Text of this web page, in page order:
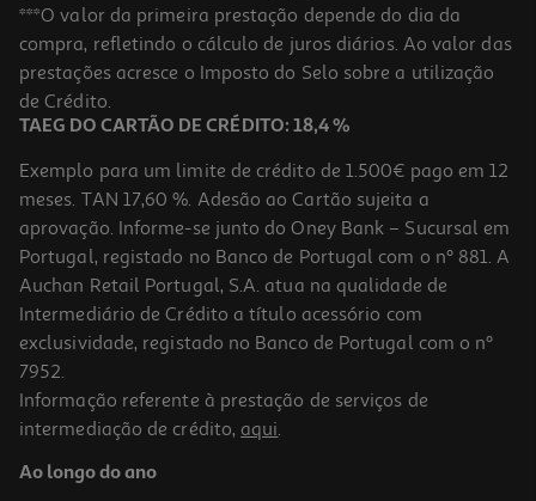
***O valor da primeira prestação depende do dia da
compra, refletindo o cálculo de juros diários. Ao valor das
prestações acresce o Imposto do Selo sobre a utilização
de Crédito.
TAEG DO CARTÃO DE CRÉDITO: 18,4 %
Exemplo para um limite de crédito de 1.500€ pago em 12
meses. TAN 17,60 %. Adesão ao Cartão sujeita a
aprovação. Informe-se junto do Oney Bank – Sucursal em
Portugal, registado no Banco de Portugal com o nº 881. A
Auchan Retail Portugal, S.A. atua na qualidade de
Intermediário de Crédito a título acessório com
exclusividade, registado no Banco de Portugal com o nº
7952.
Informação referente à prestação de serviços de
intermediação de crédito, aqui.
Ao longo do ano